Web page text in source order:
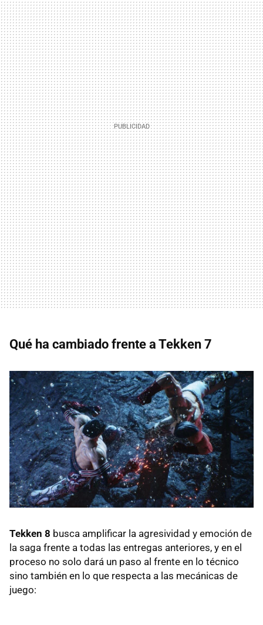
Qué ha cambiado frente a Tekken 7
Tekken 8 busca amplificar la agresividad y emoción de
la saga frente a todas las entregas anteriores, y en el
proceso no solo dará un paso al frente en lo técnico
sino también en lo que respecta a las mecánicas de
juego: